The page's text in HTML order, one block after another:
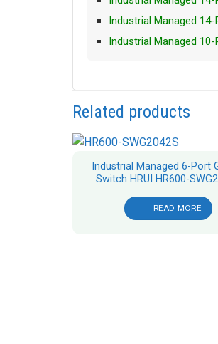
Industrial Managed 14-
Industrial Managed 10-
Related products
Industrial Managed 6-Port
Switch HRUI HR600-
READ MORE